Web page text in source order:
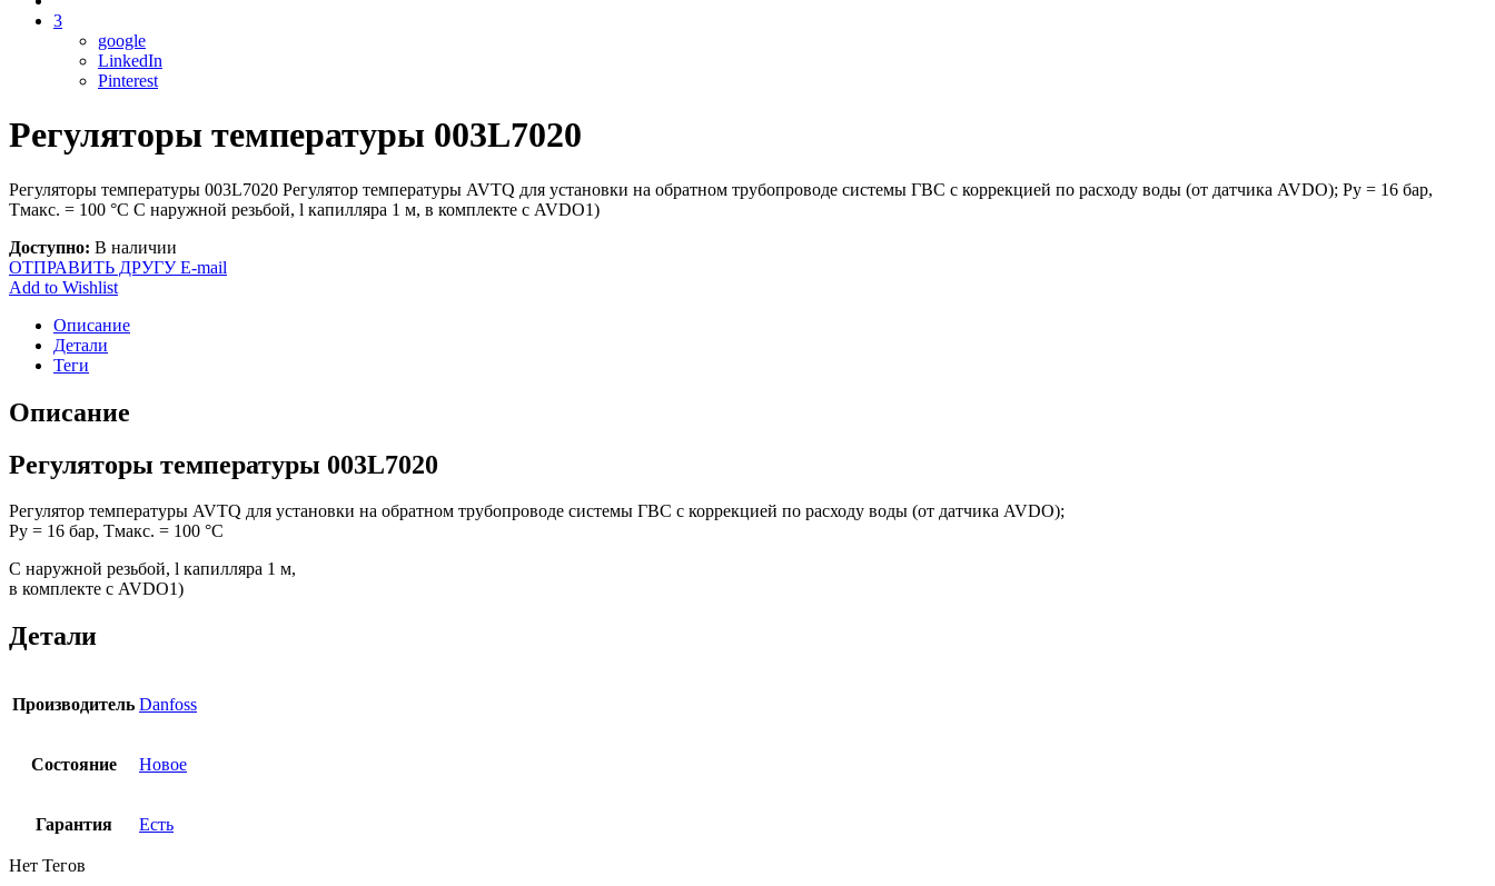
3
google
LinkedIn
Pinterest
Регуляторы температуры 003L7020
Регуляторы температуры 003L7020 Регулятор температуры AVTQ для установки на обратном трубопроводе системы ГВС с коррекцией по расходу воды (от датчика AVDO); Ру = 16 бар,
Тмакс. = 100 °С С наружной резьбой, l капилляра 1 м, в комплекте с AVDO1)
Доступно: В наличии
ОТПРАВИТЬ ДРУГУ E-mail
Add to Wishlist
Описание
Детали
Теги
Описание
Регуляторы температуры 003L7020
Регулятор температуры AVTQ для установки на обратном трубопроводе системы ГВС с коррекцией по расходу воды (от датчика AVDO);
Ру = 16 бар, Тмакс. = 100 °С
С наружной резьбой, l капилляра 1 м,
в комплекте с AVDO1)
Детали
Производитель Danfoss
Состояние Новое
Гарантия Есть
Нет Тегов